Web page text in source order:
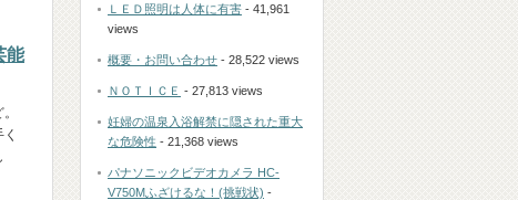
能
ＬＥＤ照明は人体に有害 - 41,961
views
概要・お問い合わせ - 28,522 views
ＮＯＴＩＣＥ - 27,813 views
妊婦の温泉入浴解禁に隠された重大
な危険性 - 21,368 views
パナソニックビデオカメラ HC-
V750Mふざけるな！(挑戦状) -